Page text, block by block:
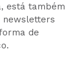
está também
newsletters
de